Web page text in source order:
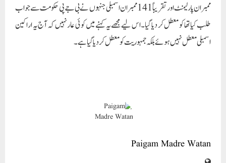
ممبران پارلیمنٹ اور تقریباً 141 ممبران اسمبلی جنہوں نے بی جے پی حکومت سے جواب
طلب کیا تھا کو معطل کر دیا گیا۔ اس لیے مجھے یہ کہنے میں کوئی عار نہیں کہ آج یہ اراکین
اسمبلی معطل نہیں ہوئے بلکہ جمہوریت کو معطل کر دیا گیا ہے۔
Paigam Madre Watan